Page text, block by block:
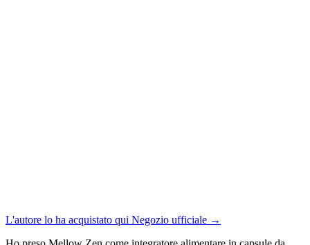
L'autore lo ha acquistato qui Negozio ufficiale →